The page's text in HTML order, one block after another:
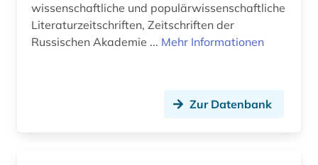
wissenschaftliche und populärwissenschaftliche
Literaturzeitschriften, Zeitschriften der
Russischen Akademie ... Mehr Informationen
Zur Datenbank